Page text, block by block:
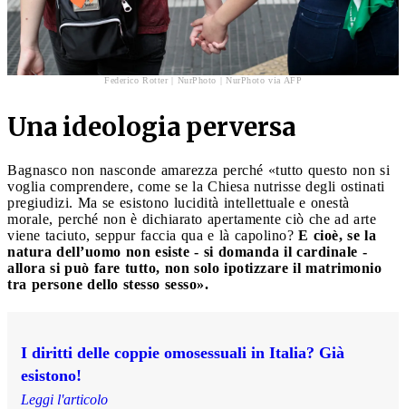
Federico Rotter | NurPhoto | NurPhoto via AFP
Una ideologia perversa
Bagnasco non nasconde amarezza perché «tutto questo non si
voglia comprendere, come se la Chiesa nutrisse degli ostinati
pregiudizi. Ma se esistono lucidità intellettuale e onestà
morale, perché non è dichiarato apertamente ciò che ad arte
viene taciuto, seppur faccia qua e là capolino? E cioè, se la
natura dell’uomo non esiste - si domanda il cardinale -
allora si può fare tutto, non solo ipotizzare il matrimonio
tra persone dello stesso sesso».
I diritti delle coppie omosessuali in Italia? Già
esistono!
Leggi l'articolo